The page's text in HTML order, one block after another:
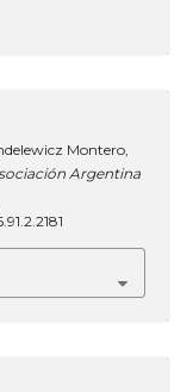
Montero,
Argentina